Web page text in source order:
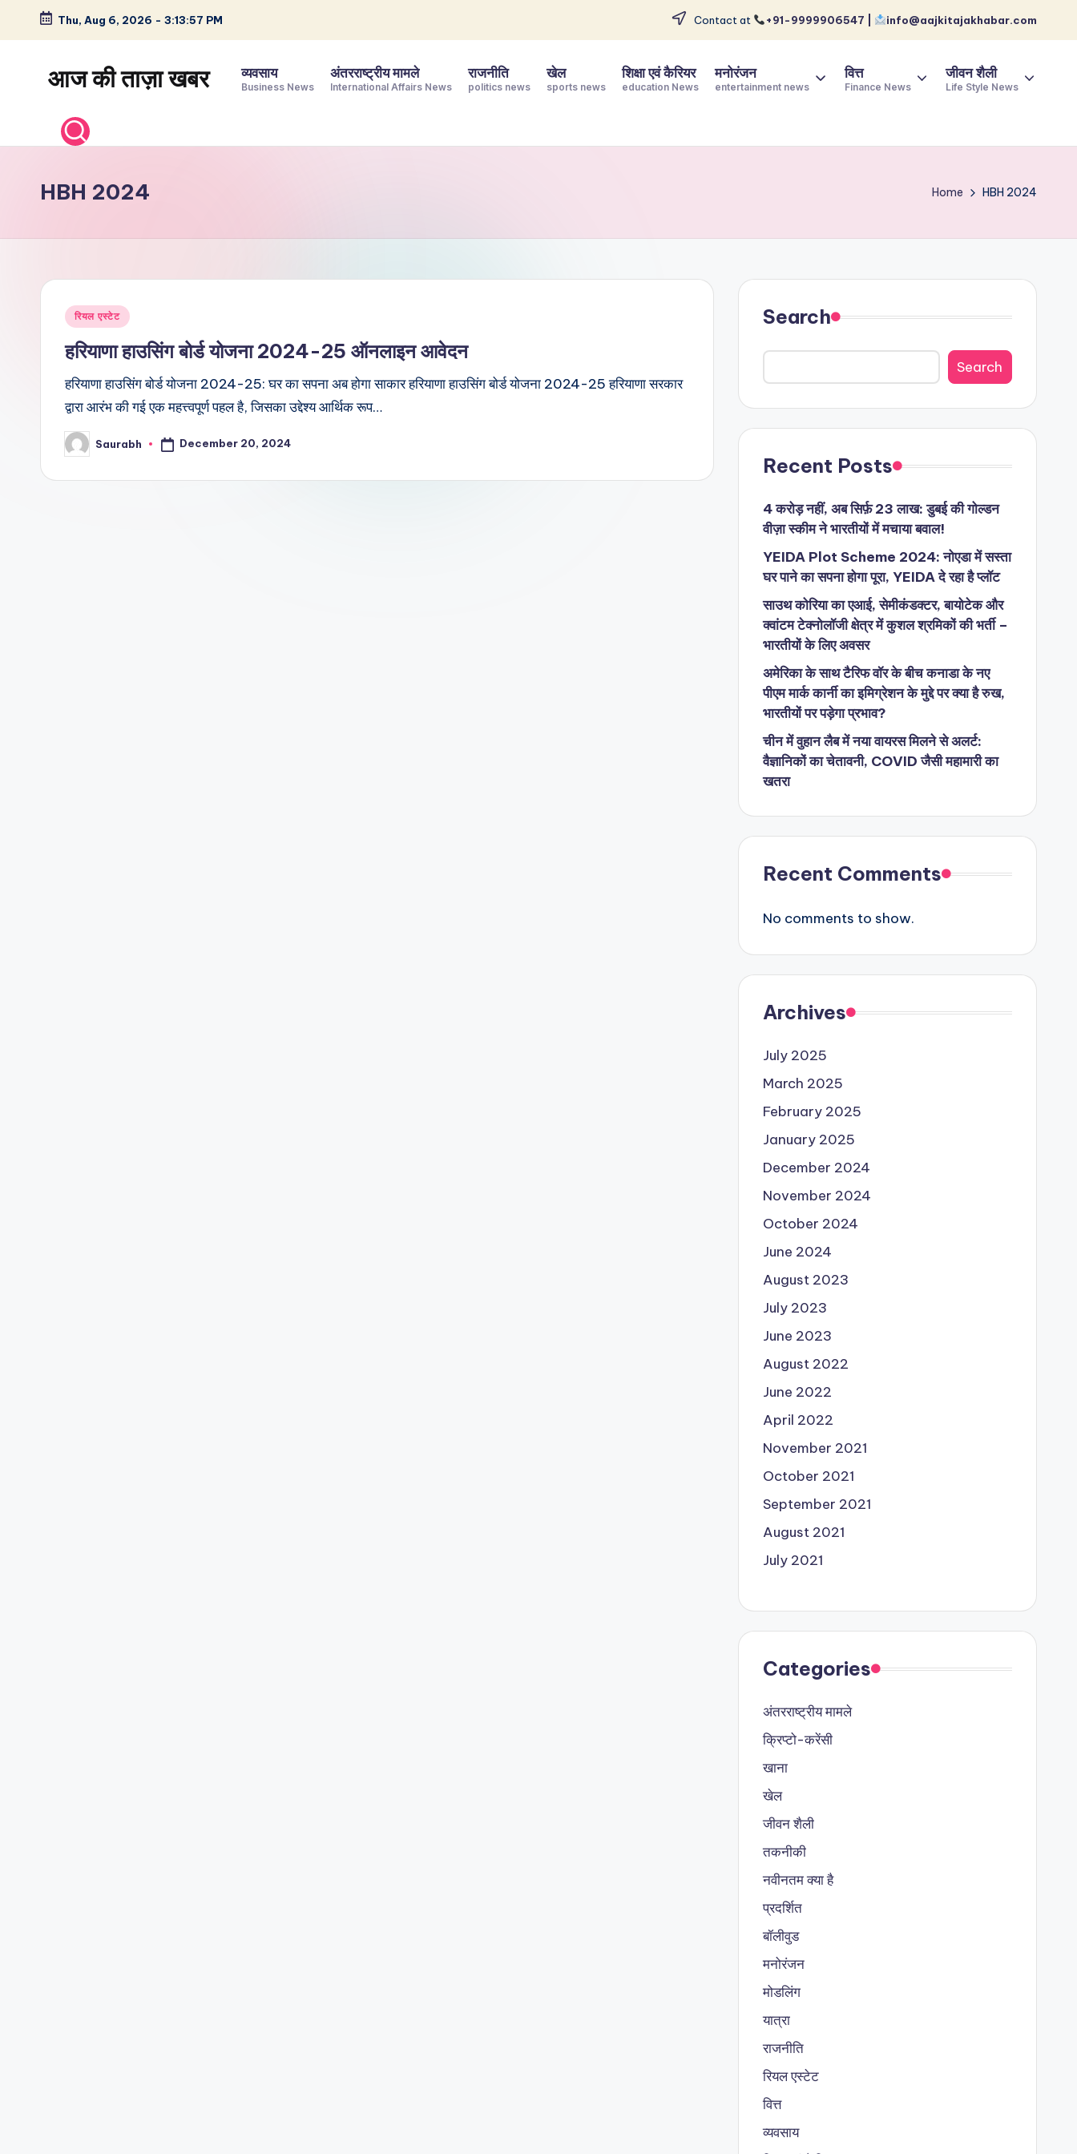
Skip
content
Thu, Aug 6, 2026 - 3:13:58 PM Contact at +91-9999906547 | info@aajkitajakhabar.com
आज की ताज़ा खबर
–
और
विश्व
व्यवसाय
Business News
अंतरराष्ट्रीय मामले
International Affairs News
राजनीति
politics news
खेल
sports news
शिक्षा एवं कैरियर
education News
मनोरंजन
entertainment news
वित्त
Finance News
जीवन शैली
Life Style News
HBH 2024 Home HBH 2024
Posted
रियल एस्टेट
हरियाणा हाउसिंग बोर्ड योजना 2024-25 ऑनलाइन आवेदन
हरियाणा हाउसिंग बोर्ड योजना 2024-25: घर का सपना अब होगा साकार हरियाणा हाउसिंग बोर्ड योजना 2024-25 हरियाणा सरकार
द्वारा आरंभ की गई एक महत्त्वपूर्ण पहल है, जिसका उद्देश्य आर्थिक रूप…
Posted
by
Saurabh December 20, 2024
Search
Search
Recent Posts
4 करोड़ नहीं, अब सिर्फ़ 23 लाख: डुबई की गोल्डन
वीज़ा स्कीम ने भारतीयों में मचाया बवाल!
YEIDA Plot Scheme 2024: नोएडा में सस्ता
घर पाने का सपना होगा पूरा, YEIDA दे रहा है प्लॉट
साउथ कोरिया का एआई, सेमीकंडक्टर, बायोटेक और
क्वांटम टेक्नोलॉजी क्षेत्र में कुशल श्रमिकों की भर्ती –
भारतीयों के लिए अवसर
अमेरिका के साथ टैरिफ वॉर के बीच कनाडा के नए
पीएम मार्क कार्नी का इमिग्रेशन के मुद्दे पर क्या है रुख,
भारतीयों पर पड़ेगा प्रभाव?
चीन में वुहान लैब में नया वायरस मिलने से अलर्ट:
वैज्ञानिकों का चेतावनी, COVID जैसी महामारी का
खतरा
Recent Comments
No comments to show.
Archives
July 2025
March 2025
February 2025
January 2025
December 2024
November 2024
October 2024
June 2024
August 2023
July 2023
June 2023
August 2022
June 2022
April 2022
November 2021
October 2021
September 2021
August 2021
July 2021
Categories
अंतरराष्ट्रीय मामले
क्रिप्टो-करेंसी
खाना
खेल
जीवन शैली
तकनीकी
नवीनतम क्या है
प्रदर्शित
बॉलीवुड
मनोरंजन
मोडलिंग
यात्रा
राजनीति
रियल एस्टेट
वित्त
व्यवसाय